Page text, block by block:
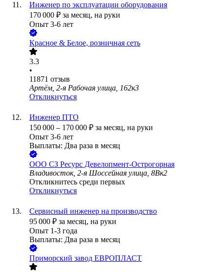
Инженер по эксплуатации оборудования
170 000 ₽ за месяц, на руки
Опыт 3-6 лет
Красное & Белое, розничная сеть
3.3
•
11871 отзыв
Артём, 2-я Рабочая улица, 162к3
Откликнуться
Инженер ПТО
150 000 – 170 000 ₽ за месяц, на руки
Опыт 3-6 лет
Выплаты: Два раза в месяц
ООО СЗ Ресурс Девелопмент-Острогорная
Владивосток, 2-я Шоссейная улица, 8Вк2
Откликнитесь среди первых
Откликнуться
Сервисный инженер на производство
95 000 ₽ за месяц, на руки
Опыт 1-3 года
Выплаты: Два раза в месяц
Приморский завод ЕВРОПЛАСТ